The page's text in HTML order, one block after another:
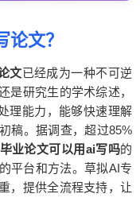
文？
文已经成为一种不可逆
是研究生的学术综述，
理能力，能够快速理解
稿。据调查，超过85%
毕业论文可以用ai写吗的
平台和方法。草拟AI专
，提供全流程支持，让